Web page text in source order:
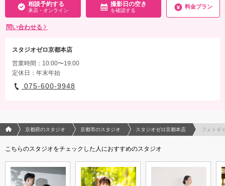
相談予約する
来店・オンライン
撮影日の空き
を確認する
料金プラン
問い合わせる
スタジオゼロ京都本店
営業時間：10:00〜19:00
定休日：年末年始
075-600-9948
フォトウエディング/結婚写真のPhotorait ホーム
京都府のスタジオ 京都市のスタジオ スタジオゼロ京都本店 フォトギ
こちらのスタジオをチェックした人におすすめのスタジオ